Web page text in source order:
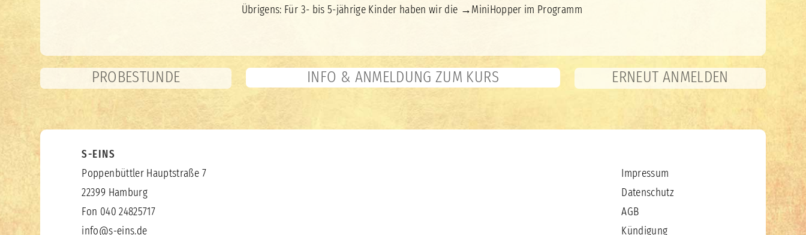
Übrigens: Für 3- bis 5-jährige Kinder haben wir die → MiniHopper im Programm
PROBESTUNDE INFO & ANMELDUNG ZUM KURS ERNEUT ANMELDEN
S-EINS
Poppenbüttler Hauptstraße 7
22399 Hamburg
Fon 040 24825717
info@s-eins.de
Impressum
Datenschutz
AGB
Kündigung